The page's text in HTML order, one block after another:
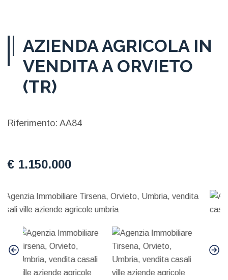
AZIENDA AGRICOLA IN
VENDITA A ORVIETO
(TR)
Riferimento: AA84
€ 1.150.000